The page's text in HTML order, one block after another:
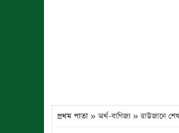
প্রথম পাতা » অর্থ-বাণিজ্য » রাউজানে